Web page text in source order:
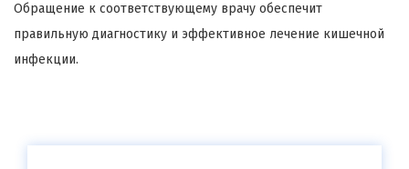
Обращение к соответствующему врачу обеспечит
правильную диагностику и эффективное лечение кишечной
инфекции.